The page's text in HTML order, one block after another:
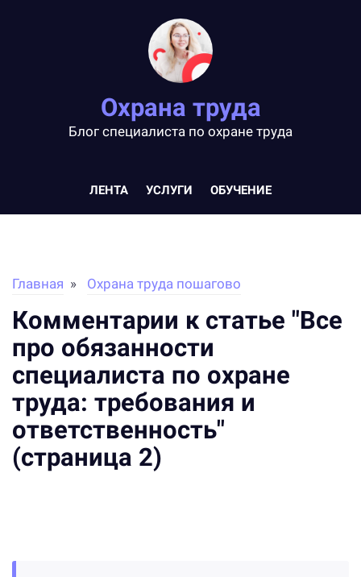
Охрана труда
Блог специалиста по охране труда
ЛЕНТА УСЛУГИ ОБУЧЕНИЕ
Главная Охрана труда пошагово
Комментарии к статье "Все
про обязанности
специалиста по охране
труда: требования и
ответственность"
(страница 2)